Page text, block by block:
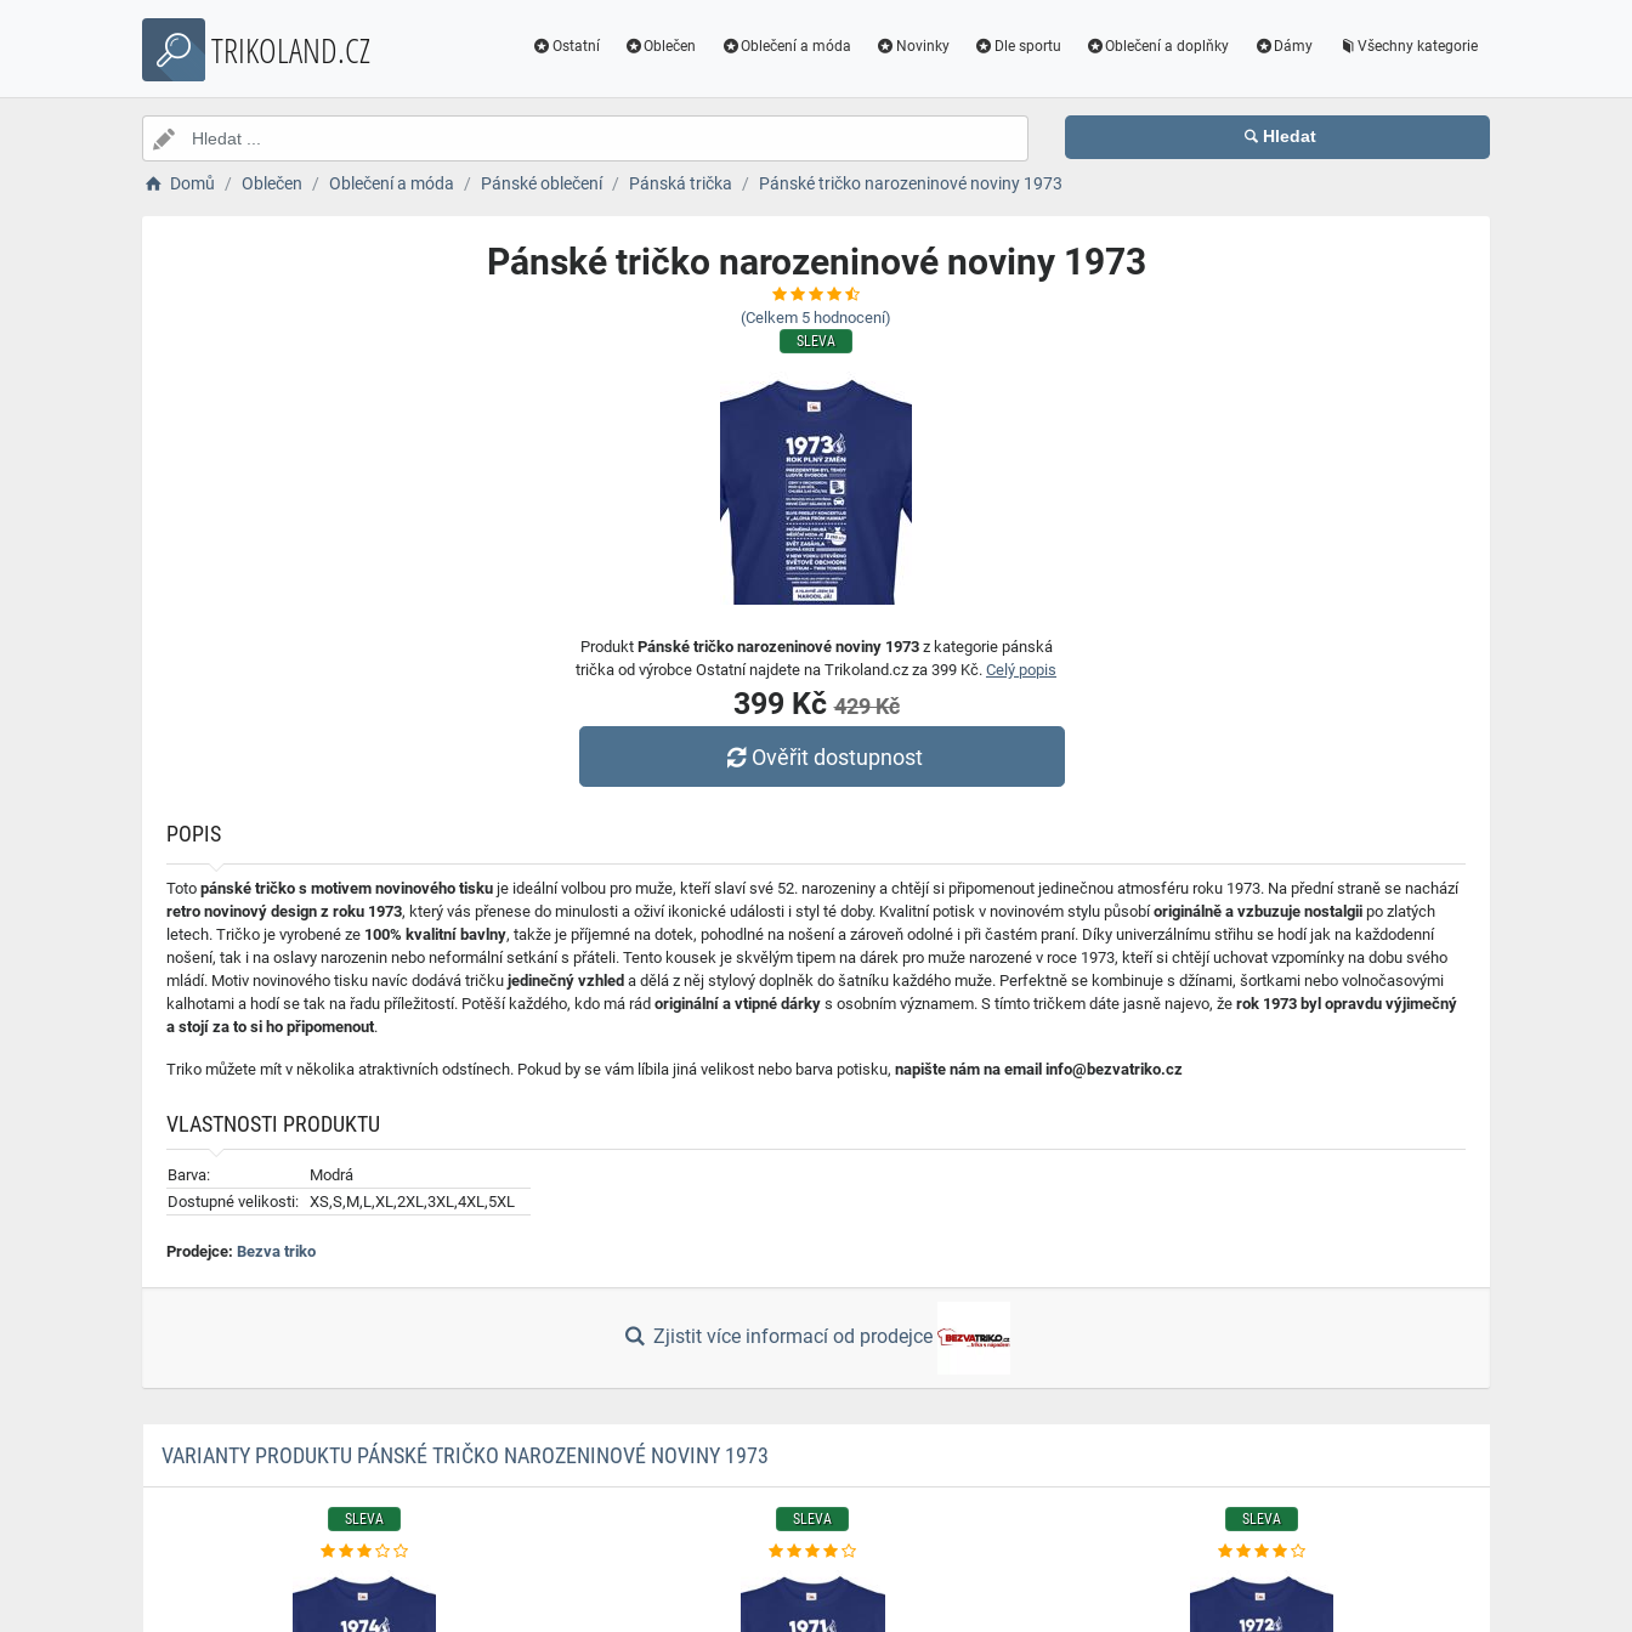
TRIKOLAND.CZ Ostatní Oblečen Oblečení a móda Novinky Dle sportu Oblečení a doplňky Dámy Všechny kategorie
Hledat
Domů Oblečen Oblečení a móda Pánské oblečení Pánská trička Pánské tričko narozeninové noviny 1973
Pánské tričko narozeninové noviny 1973
(Celkem 5 hodnocení)
SLEVA
Produkt Pánské tričko narozeninové noviny 1973z kategorie pánská
trička od výrobce Ostatní najdete na Trikoland.cz za 399 Kč. Celý popis
399 Kč429 Kč
Ověřit dostupnost
POPIS
Toto pánské tričko s motivem novinového tisku je ideální volbou pro muže, kteří slaví své 52. narozeniny a chtějí si připomenout jedinečnou atmosféru roku 1973. Na přední straně se nachází
retro novinový design z roku 1973, který vás přenese do minulosti a oživí ikonické události i styl té doby. Kvalitní potisk v novinovém stylu působíoriginálně a vzbuzuje nostalgii po zlatých
letech. Tričko je vyrobené ze 100% kvalitní bavlny, takže je příjemné na dotek, pohodlné na nošení a zároveň odolné i při častém praní. Díky univerzálnímu střihu se hodí jak na každodenní
nošení, tak i na oslavy narozenin nebo neformální setkání s přáteli. Tento kousek je skvělým tipem na dárek pro muže narozené v roce 1973, kteří si chtějí uchovat vzpomínky na dobu svého
mládí. Motiv novinového tisku navíc dodává tričku jedinečný vzhled a dělá z něj stylový doplněk do šatníku každého muže. Perfektně se kombinuje s džínami, šortkami nebo volnočasovými
kalhotami a hodí se tak na řadu příležitostí. Potěší každého, kdo má rád originální a vtipné dárky s osobním významem. S tímto tričkem dáte jasně najevo, že rok 1973 byl opravdu výjimečný
a stojí za to si ho připomenout.
Triko můžete mít v několika atraktivních odstínech. Pokud by se vám líbila jiná velikost nebo barva potisku, napište nám na email info@bezvatriko.cz
VLASTNOSTI PRODUKTU
Barva:
Modrá
Dostupné velikosti: XS,S,M,L,XL,2XL,3XL,4XL,5XL
Prodejce: Bezva triko
Zjistit více informací od prodejce
VARIANTY PRODUKTU PÁNSKÉ TRIČKO NAROZENINOVÉ NOVINY 1973
SLEVA SLEVA SLEVA